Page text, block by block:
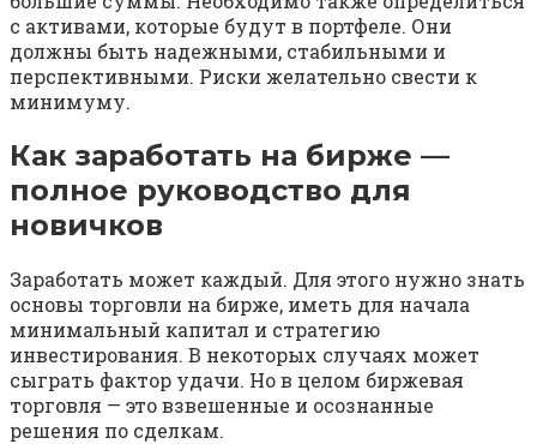
с активами, которые будут в портфеле. Они
должны быть надежными, стабильными и
перспективными. Риски желательно свести к
минимуму.
Как заработать на бирже —
полное руководство для
новичков
Заработать может каждый. Для этого нужно знать
основы торговли на бирже, иметь для начала
минимальный капитал и стратегию
инвестирования. В некоторых случаях может
сыграть фактор удачи. Но в целом биржевая
торговля — это взвешенные и осознанные
решения по сделкам.